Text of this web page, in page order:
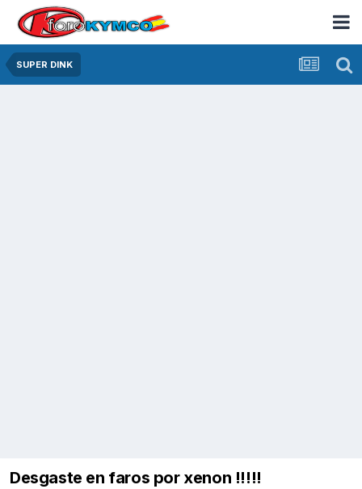
SUPER DINK
Desgaste en faros por xenon !!!!!